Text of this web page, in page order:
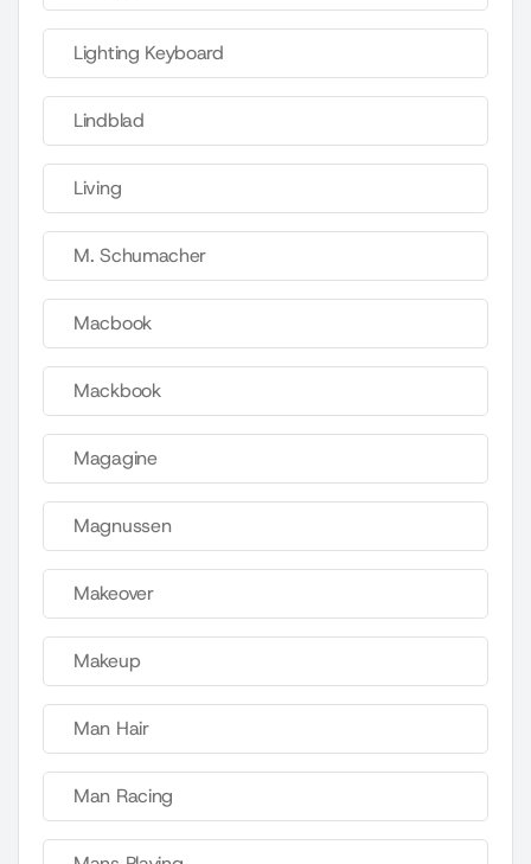
Lighting Keyboard
Lindblad
Living
M. Schumacher
Macbook
Mackbook
Magagine
Magnussen
Makeover
Makeup
Man Hair
Man Racing